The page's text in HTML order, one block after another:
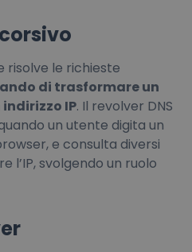
risolve le richieste
di trasformare un
IP. Il revolver DNS
un utente digita un
e consulta diversi
l’IP, svolgendo un ruolo